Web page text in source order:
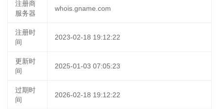
注册商
服务器
whois.gname.com
注册时
间
2023-02-18 19:12:22
更新时
间
2025-01-03 07:05:23
过期时
间
2026-02-18 19:12:22